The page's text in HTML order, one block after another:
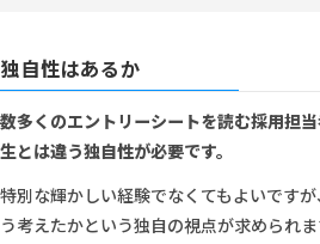
独自性はあるか
数多くのエントリーシートを読む採用担
生とは違う独自性が必要です。
特別な輝かしい経験でなくてもよいです
う考えたかという独自の視点が求められま